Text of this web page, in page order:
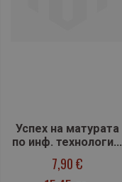
Успех на матурата
по инф. технологии.
Тестове и
практически
7,90 €